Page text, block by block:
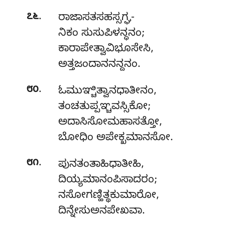
೭೬.
ರಾಜಾಸತಸಹಸ್ಸಗ್ಘ-
ನಿಕಂ ಸುಸುಪಿಳನ್ಧನಂ;
ಕಾರಾಪೇತ್ವಾವಿಭೂಸೇಸಿ,
ಅತ್ತಜಂದಾನನನ್ದನಂ.
೮೦. ಓಮುಞ್ಚಿತ್ವಾನಧಾತೀನಂ,
ತಂಚತುಪ್ಪಞ್ಚವಸ್ಸಿಕೋ;
ಅದಾಸಿಸೋಮಹಾಸತ್ತೋ,
ಬೋಧಿಂ ಅಪೇಕ್ಖಮಾನಸೋ.
೮೧.
ಪುನತಂತಾಹಿಧಾತೀಹಿ,
ದಿಯ್ಯಮಾನಂಪಿಸಾದರಂ;
ನಸೋಗಣ್ಹಿತ್ಥಕುಮಾರೋ,
ದಿನ್ನೇಸುಅನಪೇಖವಾ.